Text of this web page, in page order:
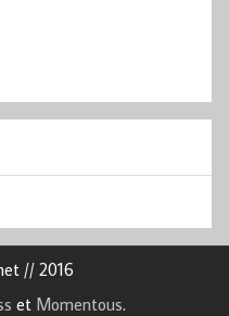
// 2016
et Momentous.